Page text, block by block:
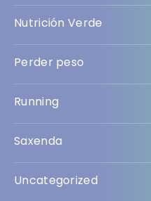
Nutrición Verde
Perder peso
Running
Saxenda
Uncategorized